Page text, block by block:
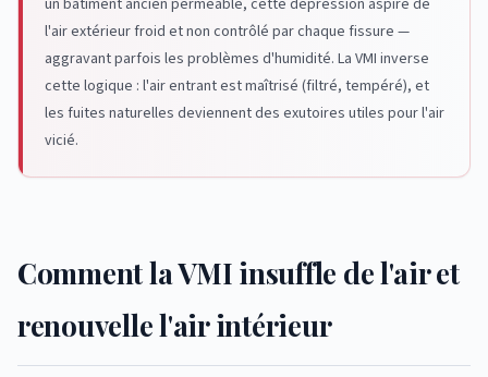
un bâtiment ancien perméable, cette dépression aspire de
l'air extérieur froid et non contrôlé par chaque fissure —
aggravant parfois les problèmes d'humidité. La VMI inverse
cette logique : l'air entrant est maîtrisé (filtré, tempéré), et
les fuites naturelles deviennent des exutoires utiles pour l'air
vicié.
Comment la VMI insuffle de l'air et
renouvelle l'air intérieur